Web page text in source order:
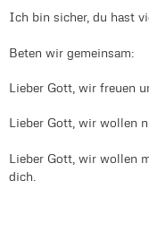
Ich bin sicher, du hast
Beten wir gemeinsam:
Lieber Gott, wir freuen
Lieber Gott, wir wollen
Lieber Gott, wir wollen
dich.